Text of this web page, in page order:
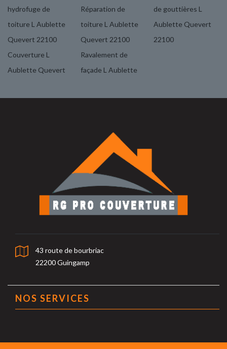
hydrofuge de
toiture L Aublette
Quevert 22100
Couverture L
Aublette Quevert
Réparation de
toiture L Aublette
Quevert 22100
Ravalement de
façade L Aublette
de gouttières L
Aublette Quevert
22100
43 route de bourbriac
22200 Guingamp
NOS SERVICES